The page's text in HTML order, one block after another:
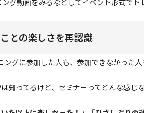
グ動画をみるなどしてイベント形式でト
との楽しさを再認識
グに参加した人も、参加できなかった
知ってるけど、セミナーってどんな感じ